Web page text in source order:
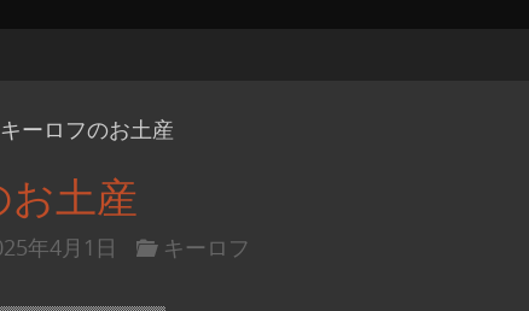
キーロフのお土産
お土産
年4月1日 キーロフ